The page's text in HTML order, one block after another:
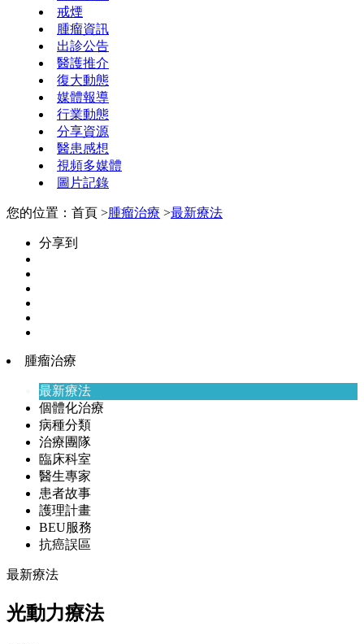
戒煙
腫瘤資訊
出診公告
醫護推介
復大動態
媒體報導
行業動態
分享資源
醫患感想
視頻多媒體
圖片記錄
您的位置：首頁 >腫瘤治療 >最新療法
分享到
腫瘤治療
最新療法
個體化治療
病種分類
治療團隊
臨床科室
醫生專家
患者故事
護理計畫
BEU服務
抗癌誤區
最新療法
光動力療法